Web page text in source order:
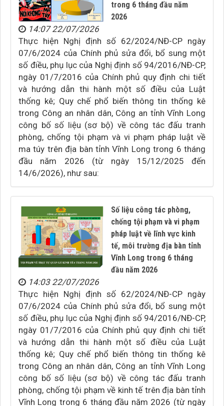
trong 6 tháng đầu năm
2026
14:07 22/07/2026
Thực hiện Nghị định số 62/2024/NĐ-CP ngày
07/6/2024 của Chính phủ sửa đổi, bổ sung một
số điều, phụ lục của Nghị định số 94/2016/NĐ-CP,
ngày 01/7/2016 của Chính phủ quy định chi tiết
và hướng dẫn thi hành một số điều của Luật
thống kê; Quy chế phổ biến thông tin thống kê
trong Công an nhân dân, Công an tỉnh Vĩnh Long
công bố số liệu (sơ bộ) về công tác đấu tranh
phòng, chống tội phạm và vi phạm pháp luật về
ma túy trên địa bàn tỉnh Vĩnh Long trong 6 tháng
đầu năm 2026 (từ ngày 15/12/2025 đến
14/6/2026), như sau:
Số liệu công tác phòng,
chống tội phạm và vi phạm
pháp luật về lĩnh vực kinh
tế, môi trường địa bàn tỉnh
Vĩnh Long trong 6 tháng
đầu năm 2026
14:03 22/07/2026
Thực hiện Nghị định số 62/2024/NĐ-CP ngày
07/6/2024 của Chính phủ sửa đổi, bổ sung một
số điều, phụ lục của Nghị định số 94/2016/NĐ-CP,
ngày 01/7/2016 của Chính phủ quy định chi tiết
và hướng dẫn thi hành một số điều của Luật
thống kê; Quy chế phổ biến thông tin thống kê
trong Công an nhân dân, Công an tỉnh Vĩnh Long
công bố số liệu (sơ bộ) về công tác đấu tranh
phòng, chống tội phạm về kinh tế trên địa bàn tỉnh
Vĩnh Long trong 6 tháng đầu năm 2026 (từ ngày